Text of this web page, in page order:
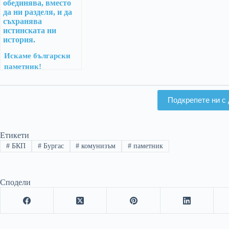
Искаме български
паметник!
Подкрепете ни с
Етикети
#БКП #Бургас # комунизъм # паметник
Сподели